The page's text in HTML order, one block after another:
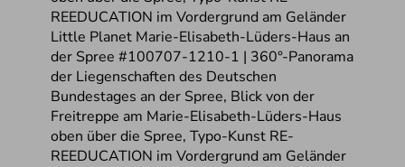
Little Planet Marie-Elisabeth-Lüders-Haus an
der Spree #100707-1210-1 | 360°-Panorama
der Liegenschaften des Deutschen
Bundestages an der Spree, Blick von der
Freitreppe am Marie-Elisabeth-Lüders-Haus
oben über die Spree, Typo-Kunst RE-
REEDUCATION im Vordergrund am Geländer